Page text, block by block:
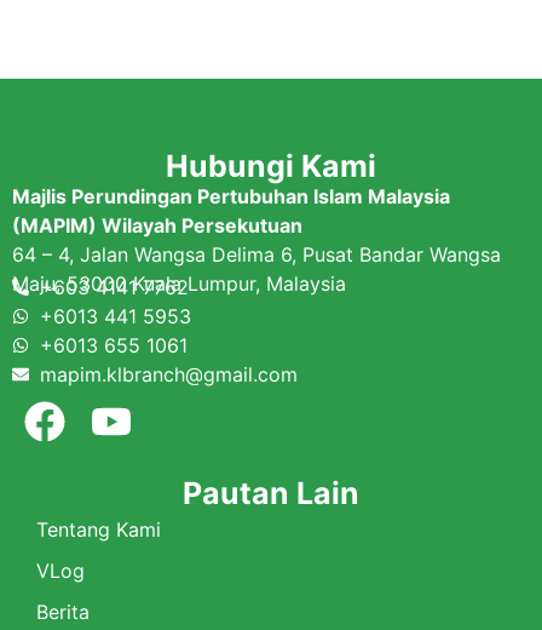
Hubungi Kami
Majlis Perundingan Pertubuhan Islam Malaysia
(MAPIM) Wilayah Persekutuan
64 – 4, Jalan Wangsa Delima 6, Pusat Bandar Wangsa
Maju, 53000 Kuala Lumpur, Malaysia
+603 4141 7762
+6013 441 5953
+6013 655 1061
mapim.klbranch@gmail.com
Pautan Lain
Tentang Kami
VLog
Berita